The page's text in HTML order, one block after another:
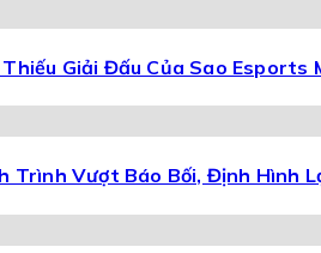
Giải Đấu Của Sao Esports
Trình Vượt Báo Bối, Định Hình